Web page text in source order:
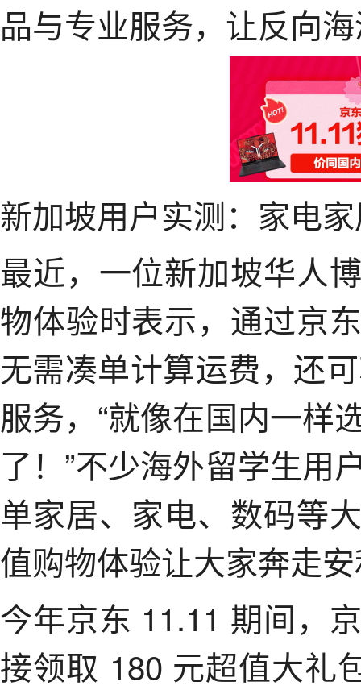
品与专业服务，让反向
新加坡用户实测：家电
最近，一位新加坡华人
物体验时表示，通过京
无需凑单计算运费，还
服务，“就像在国内一样
了！”不少海外留学生用
单家居、家电、数码等
值购物体验让大家奔走
今年京东 11.11 期间，
接领取 180 元超值大礼